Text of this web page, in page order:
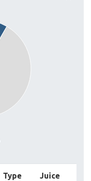
Type Juice